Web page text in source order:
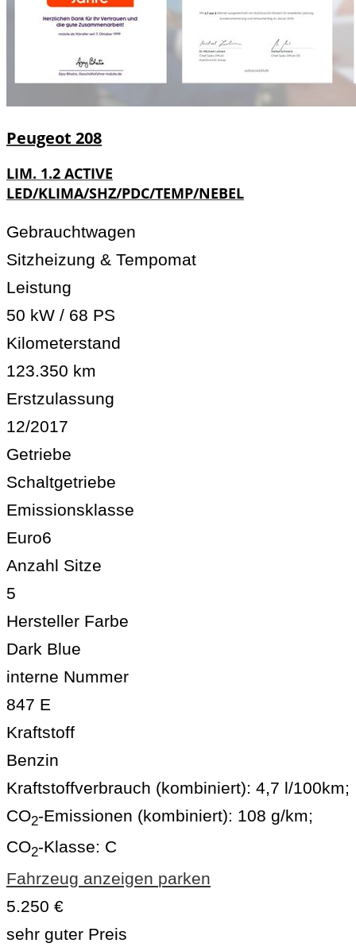
Peugeot 208
LIM. 1.2 ACTIVE
LED/KLIMA/SHZ/PDC/TEMP/NEBEL
Gebrauchtwagen
Sitzheizung & Tempomat
Leistung
50 kW / 68 PS
Kilometerstand
123.350 km
Erstzulassung
12/2017
Getriebe
Schaltgetriebe
Emissionsklasse
Euro6
Anzahl Sitze
5
Hersteller Farbe
Dark Blue
interne Nummer
847 E
Kraftstoff
Benzin
Kraftstoffverbrauch (kombiniert): 4,7 l/100km;
CO2-Emissionen (kombiniert): 108 g/km;
CO2-Klasse: C
Fahrzeug anzeigen parken
5.250 €
sehr guter Preis